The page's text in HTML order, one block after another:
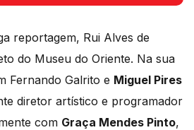
reportagem, Rui Alves de
do Museu do Oriente. Na sua
Fernando Galrito e Miguel Pires
diretor artístico e programador
com Graça Mendes Pinto,